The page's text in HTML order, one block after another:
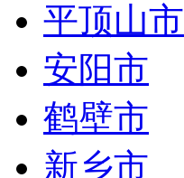
平顶山市
安阳市
鹤壁市
新乡市